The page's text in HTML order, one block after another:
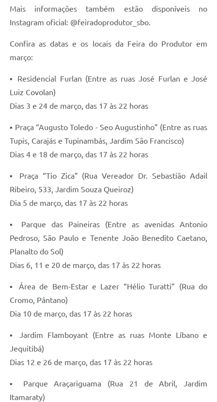
Mais informações também estão disponíveis no
Instagram oficial: @feiradoprodutor_sbo.
Confira as datas e os locais da Feira do Produtor em
março:
▪ Residencial Furlan (Entre as ruas José Furlan e José
Luiz Covolan)
Dias 3 e 24 de março, das 17 às 22 horas
▪ Praça “Augusto Toledo - Seo Augustinho” (Entre as ruas
Tupis, Carajás e Tupinambás, Jardim São Francisco)
Dias 4 e 18 de março, das 17 às 22 horas
▪ Praça “Tio Zica” (Rua Vereador Dr. Sebastião Adail
Ribeiro, 533, Jardim Souza Queiroz)
Dia 5 de março, das 17 às 22 horas
▪ Parque das Paineiras (Entre as avenidas Antonio
Pedroso, São Paulo e Tenente João Benedito Caetano,
Planalto do Sol)
Dias 6, 11 e 20 de março, das 17 às 22 horas
▪ Área de Bem-Estar e Lazer “Hélio Turatti” (Rua do
Cromo, Pântano)
Dia 10 de março, das 17 às 22 horas
▪ Jardim Flamboyant (Entre as ruas Monte Líbano e
Jequitibá)
Dias 12 e 26 de março, das 17 às 22 horas
▪ Parque Araçariguama (Rua 21 de Abril, Jardim
Itamaraty)